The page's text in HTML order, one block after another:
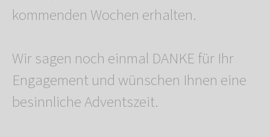
kommenden Wochen erhalten.
Wir sagen noch einmal DANKE für Ihr
Engagement und wünschen Ihnen eine
besinnliche Adventszeit.